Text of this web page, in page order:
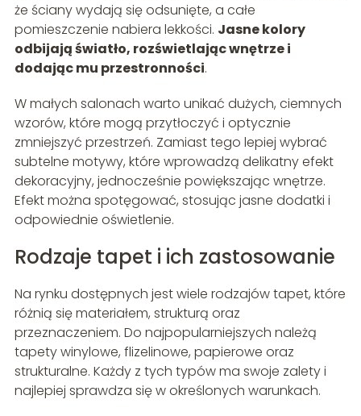
że ściany wydają się odsunięte, a całe
pomieszczenie nabiera lekkości. Jasne kolory
odbijają światło, rozświetlając wnętrze i
dodając mu przestronności.
W małych salonach warto unikać dużych, ciemnych
wzorów, które mogą przytłoczyć i optycznie
zmniejszyć przestrzeń. Zamiast tego lepiej wybrać
subtelne motywy, które wprowadzą delikatny efekt
dekoracyjny, jednocześnie powiększając wnętrze.
Efekt można spotęgować, stosując jasne dodatki i
odpowiednie oświetlenie.
Rodzaje tapet i ich zastosowanie
Na rynku dostępnych jest wiele rodzajów tapet, które
różnią się materiałem, strukturą oraz
przeznaczeniem. Do najpopularniejszych należą
tapety winylowe, flizelinowe, papierowe oraz
strukturalne. Każdy z tych typów ma swoje zalety i
najlepiej sprawdza się w określonych warunkach.